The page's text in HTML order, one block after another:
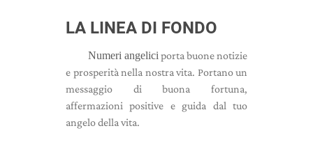
LA LINEA DI FONDO
Numeri angelici porta buone notizie
e prosperità nella nostra vita. Portano un
messaggio di buona fortuna,
affermazioni positive e guida dal tuo
angelo della vita.